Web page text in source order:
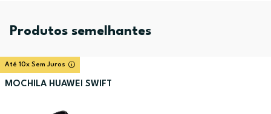
Produtos semelhantes
Até 10x Sem Juros
MOCHILA HUAWEI SWIFT